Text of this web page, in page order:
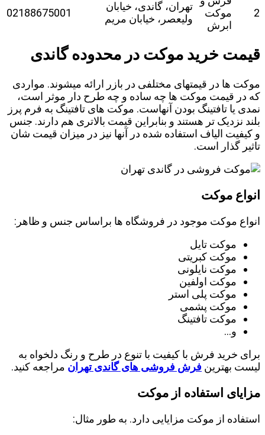
2
موکت
ابرش
تهران، گاندی، خیابان
ولیعصر، خیابان مریم
02188675001
قیمت خرید موکت در محدوده گاندی
موکت ها در قیمتهای مختلفی در بازر ارائه میشوند. مواردی
که در قیمت موکت ها چه ساده و چه طرح دار موثر است،
نمدی یا تافتینگ بودن آنهاست. موکت های تافتینگ به فرم پرز
بلند نزدیک تر هستند و بنابراین قیمت بالاتری هم دارند. جنس
و کیفیت الیاف استفاده شده در آنها نیز در میزان قیمت شان
تاثیر گذار است.
انواع موکت
انواع موکت موجود در فروشگاه ها براساس جنس و ظاهر:
موکت تایل
موکت کبریتی
موکت نایلونی
موکت اولفین
موکت پلی ‌استر
موکت پشمی
موکت تافتینگ
و…
برای خرید فرش با کیفیت با تنوع در طرح و رنگ دلخواه به
لیست بهترین فرش فروشی های گاندی تهران مراجعه کنید.
مزایای استفاده از موکت
استفاده از موکت مزایایی دارد. به طور مثال: